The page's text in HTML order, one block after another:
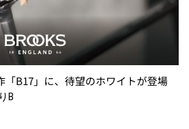
「B17」に、待望のホワイトが登場
B